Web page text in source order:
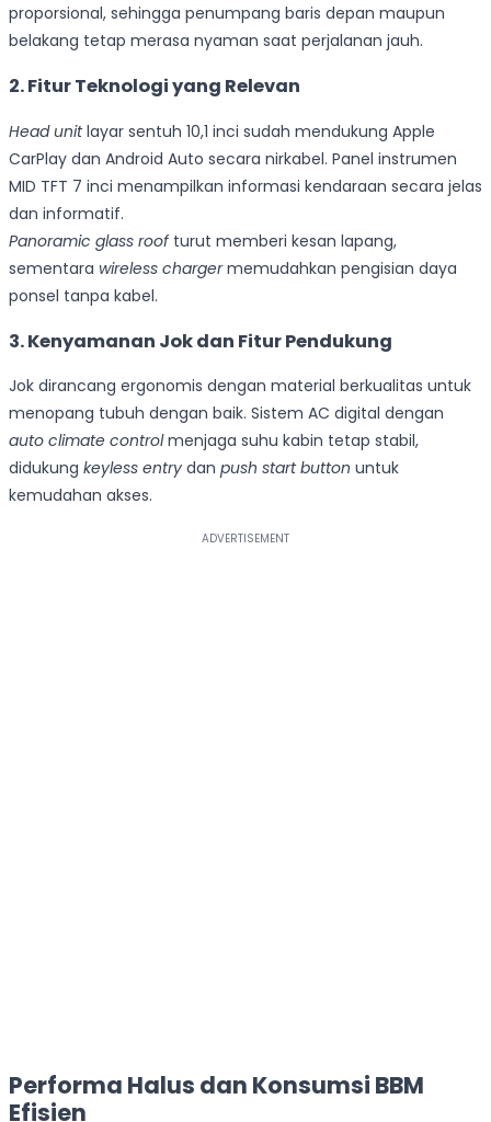
proporsional, sehingga penumpang baris depan maupun
belakang tetap merasa nyaman saat perjalanan jauh.
2. Fitur Teknologi yang Relevan
Head unitlayar sentuh 10,1 inci sudah mendukung Apple
CarPlay dan Android Auto secara nirkabel. Panel instrumen
MID TFT 7 inci menampilkan informasi kendaraan secara jelas
dan informatif.
Panoramic glass roofturut memberi kesan lapang,
sementara wireless chargermemudahkan pengisian daya
ponsel tanpa kabel.
3.Kenyamanan Jok dan Fitur Pendukung
Jok dirancang ergonomis dengan material berkualitas untuk
menopang tubuh dengan baik. Sistem AC digital dengan
auto climate controlmenjaga suhu kabin tetap stabil,
didukung keyless entry dan push start button untuk
kemudahan akses.
Performa Halus dan Konsumsi BBM
Efisien